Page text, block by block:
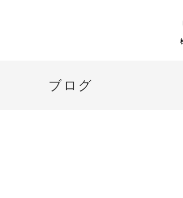
ブログ